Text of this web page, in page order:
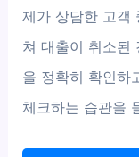
제가 상담한 고객
쳐 대출이 취소된
을 정확히 확인하
체크하는 습관을